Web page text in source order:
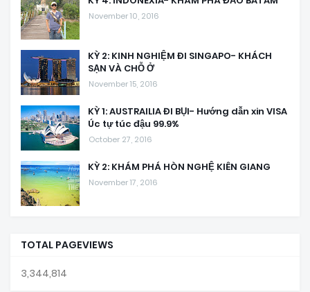
November 10, 2016
KỲ 2: KINH NGHIỆM ĐI SINGAPO- KHÁCH
SẠN VÀ CHỖ Ở
November 15, 2016
KỲ 1: AUSTRAILIA ĐI BỤI- Hướng dẫn xin VISA
Úc tự túc đậu 99.9%
October 27, 2016
KỲ 2: KHÁM PHÁ HÒN NGHỆ KIÊN GIANG
November 17, 2016
TOTAL PAGEVIEWS
3,344,814